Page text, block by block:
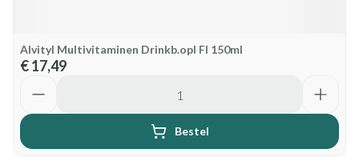
Alvityl Multivitaminen Drinkb.opl Fl 150ml
€ 17,49
Bestel